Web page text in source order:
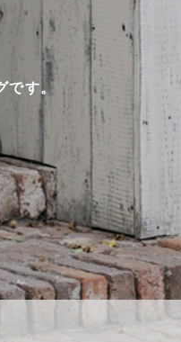
です。